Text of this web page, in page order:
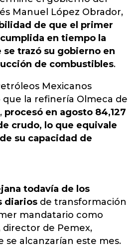
Manuel López Obrador,
de que el primer
en tiempo la
trazó su gobierno en
de combustibles.
Mexicanos
la refinería Olmeca de
procesó en agosto 84,127
crudo, lo que equivale
su capacidad de
todavía de los
diarios de transformación
mandatario como
director de Pemex,
se alcanzarían este mes.